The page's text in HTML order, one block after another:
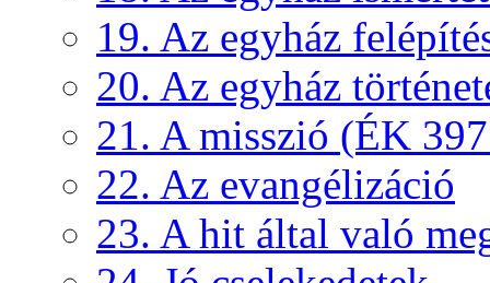
19. Az egyház
20. Az egyház
21. A misszió (ÉK
22. Az evangélizáció
23. A hit által való